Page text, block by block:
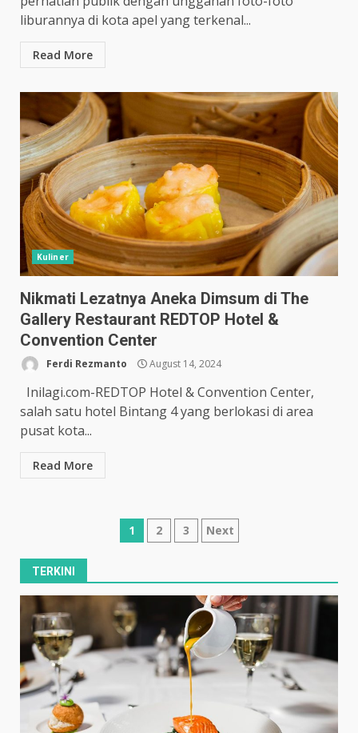
liburannya di kota apel yang terkenal...
Read More
Kuliner
Nikmati Lezatnya Aneka Dimsum di The
Gallery Restaurant REDTOP Hotel &
Convention Center
Ferdi Rezmanto August 14, 2024
Inilagi.com-REDTOP Hotel & Convention Center,
salah satu hotel Bintang 4 yang berlokasi di area
pusat kota...
Read More
Posts
1 2 3 Next
TERKINI